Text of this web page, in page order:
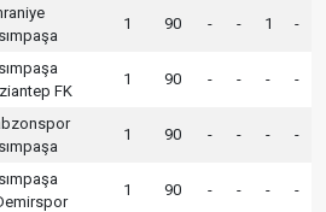
1 90 - - 1 -
FK
1 90 - - - -
1 90 - - - -
1 90 - - - -